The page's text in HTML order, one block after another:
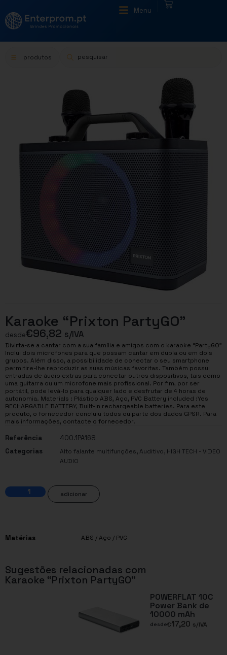
Menu
produtos
Karaoke “Prixton PartyGO”
desde€96,82 s/IVA
Divirta-se a cantar com a sua família e amigos com o karaoke “PartyGO”
Inclui dois microfones para que possam cantar em dupla ou em dois
grupos. Além disso, a possibilidade de conectar o seu smartphone
permitire-lhe reproduzir as suas músicas favoritas. Também possui
entradas de áudio extras para conectar outros dispositivos, tais como
uma guitarra ou um microfone mais profissional. Por fim, por ser
portátil, pode levá-lo para qualquer lado e desfrutar de 4 horas de
autonomia. Materials : Plástico ABS, Aço, PVC Battery included :Yes
RECHARGABLE BATTERY, Built-in rechargeable batteries. Para este
produto, o fornecedor concluiu todos ou parte dos dados GPSR. Para
mais informações, contacte o fornecedor.
Referência
400.1PA168
Categorias
Alto falante multifunções,Auditivo, HIGH TECH - VIDEO
AUDIO
adicionar
Matérias ABS / Aço / PVC
Sugestões relacionadas com
Karaoke “Prixton PartyGO”
POWERFLAT 10C
Power Bank de
10000 mAh
desde€17,20 s/IVA